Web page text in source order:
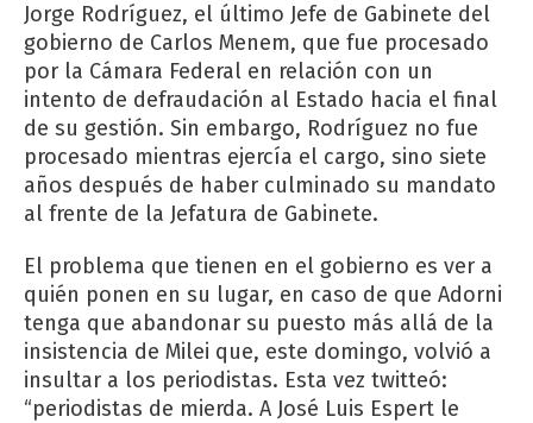
Jorge Rodríguez, el último Jefe de Gabinete del
gobierno de Carlos Menem, que fue procesado
por la Cámara Federal en relación con un
intento de defraudación al Estado hacia el final
de su gestión. Sin embargo, Rodríguez no fue
procesado mientras ejercía el cargo, sino siete
años después de haber culminado su mandato
al frente de la Jefatura de Gabinete.
El problema que tienen en el gobierno es ver a
quién ponen en su lugar, en caso de que Adorni
tenga que abandonar su puesto más allá de la
insistencia de Milei que, este domingo, volvió a
insultar a los periodistas. Esta vez twitteó:
“periodistas de mierda. A José Luis Espert le